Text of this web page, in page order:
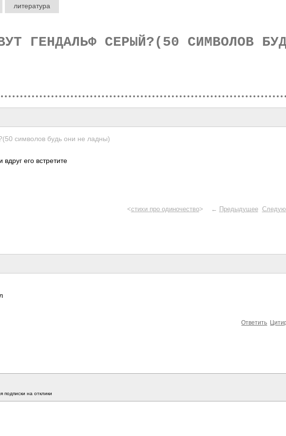
литература
ГЕНДАЛЬФ СЕРЫЙ?(50 СИМВОЛОВ
символов будь они не ладны)
его встретите
<стихи про одиночество> ← Предыдущее
Ответить
подписки на отклики